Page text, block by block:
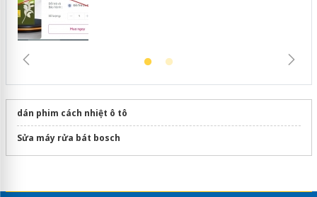
dán phim cách nhiệt ô tô
Sửa máy rửa bát bosch